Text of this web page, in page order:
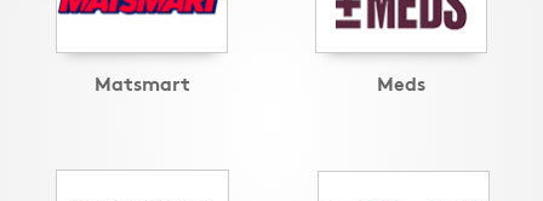
Matsmart Meds